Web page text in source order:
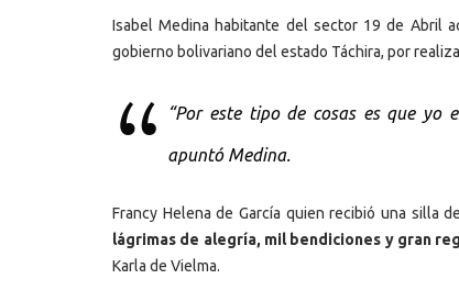
Isabel Medina habitante del sector 19 de Abril
gobierno bolivariano del estado Táchira, por
“Por este tipo de cosas es que yo
apuntó Medina.
Francy Helena de García quien recibió una silla
lágrimas de alegría, mil bendiciones y gran
Karla de Vielma.